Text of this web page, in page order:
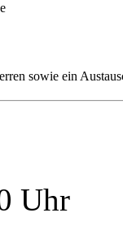
sowie ein
Uhr